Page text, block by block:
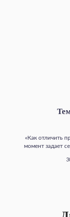
«Как отличить
момент задает